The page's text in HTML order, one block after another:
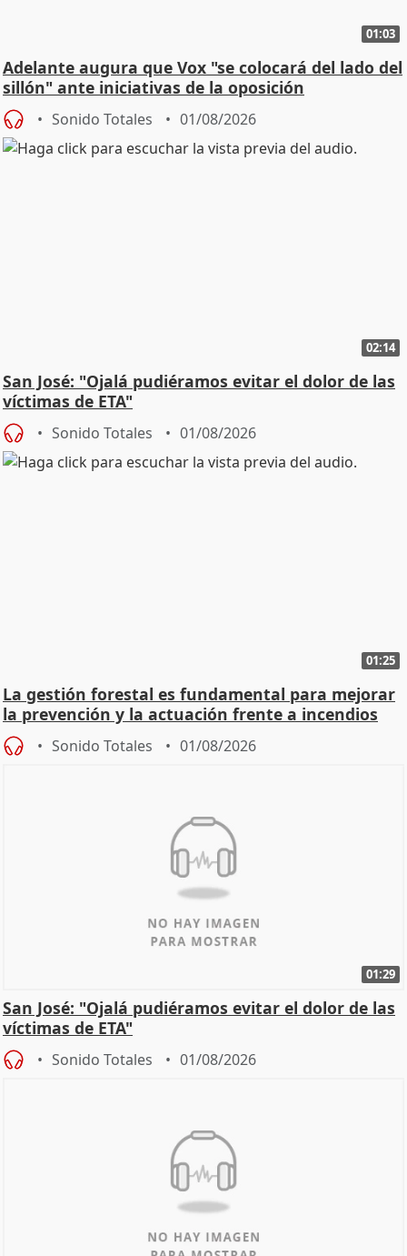
01:03
Adelante augura que Vox "se colocará del lado del
sillón" ante iniciativas de la oposición
Sonido Totales 01/08/2026
02:14
San José: "Ojalá pudiéramos evitar el dolor de las
víctimas de ETA"
Sonido Totales 01/08/2026
01:25
La gestión forestal es fundamental para mejorar
la prevención y la actuación frente a incendios
Sonido Totales 01/08/2026
01:29
San José: "Ojalá pudiéramos evitar el dolor de las
víctimas de ETA"
Sonido Totales 01/08/2026